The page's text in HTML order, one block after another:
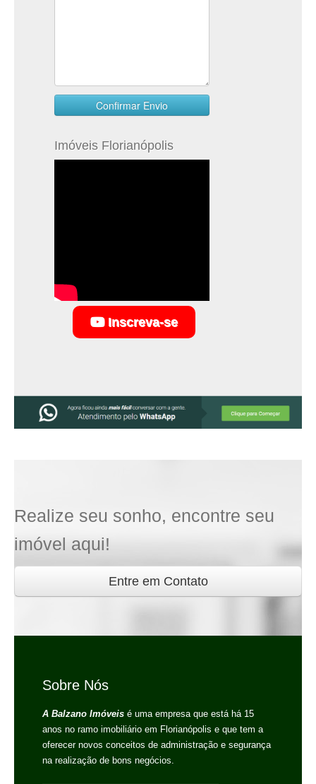
Imóveis Florianópolis
Inscreva-se
Realize seu sonho, encontre seu
imóvel aqui!
Entre em Contato
Sobre Nós
A Balzano Imóveis é uma empresa que está há 15
anos no ramo imobiliário em Florianópolis e que tem a
oferecer novos conceitos de administração e segurança
na realização de bons negócios.